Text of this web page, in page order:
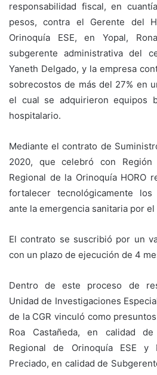
responsabilidad fiscal, en
pesos, contra el Gerente del
Orinoquía ESE, en Yopal,
subgerente administrativa del
Yaneth Delgado, y la empresa
sobrecostos de más del 27% en
el cual se adquirieron equipos
hospitalario.
Mediante el contrato de
2020, que celebró con
Regional de la Orinoquía HORO
fortalecer tecnológicamente los
ante la emergencia sanitaria por el
El contrato se suscribió por un
con un plazo de ejecución de 4
Dentro de este proceso de
Unidad de Investigaciones
de la CGR vinculó como
Roa Castañeda, en calidad
Regional de Orinoquía ESE y
Preciado, en calidad de